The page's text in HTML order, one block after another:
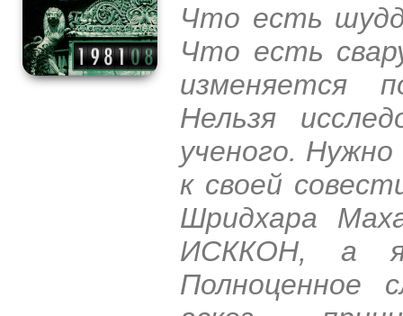
Что есть
Что есть
изменяется
Нельзя
ученого.
к своей
Шридхара
ИСККОН, а
Полноценное